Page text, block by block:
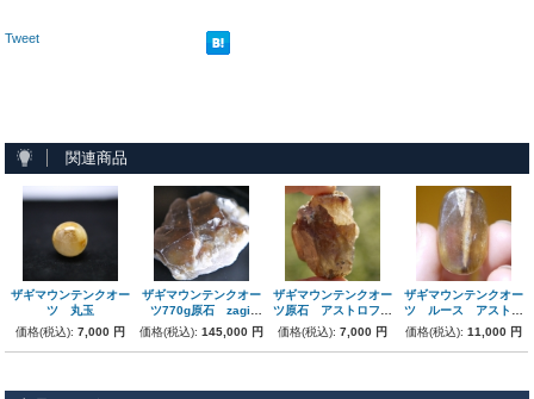
Tweet
関連商品
ザギマウンテンクオー
ツ 丸玉
価格(税込):7,000 円
ザギマウンテンクオー
ツ770g原石 zagi-
022
価格(税込):145,000 円
ザギマウンテンクオー
ツ原石 アストロフィ
ライト
価格(税込): 7,000 円
ザギマウンテンクオー
ツ ルース アストロ
フィライト
価格(税込): 11,000 円